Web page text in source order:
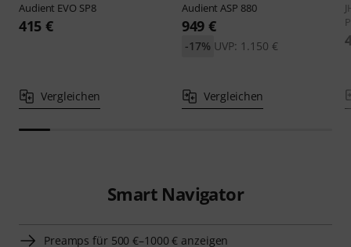
Audient EVO SP8
415 €
Vergleichen
AudientASP 880
949 €
UVP: 1.150 €
-17%
Vergleichen
Smart Navigator
Preamps für 500 €–1000 € anzeigen